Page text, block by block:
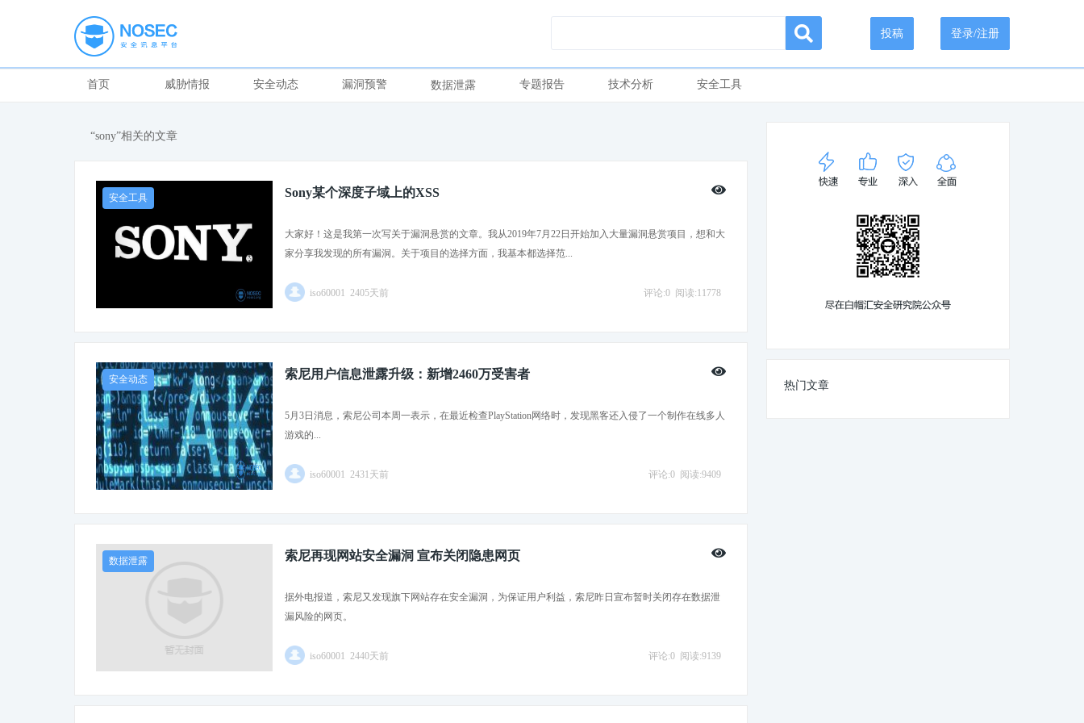
登录/注册
投稿
首页 威胁情报 安全动态 漏洞预警 数据泄露 专题报告 技术分析 安全工具
“sony”相关的文章
安全工具 Sony某个深度子域上的XSS
大家好！这是我第一次写关于漏洞悬赏的文章。我从2019年7月22日开始加入大量漏洞悬赏项目，想和大
家分享我发现的所有漏洞。关于项目的选择方面，我基本都选择范...
iso60001 2405天前 阅读:11778
评论:0
安全动态 索尼用户信息泄露升级：新增2460万受害者
5月3日消息，索尼公司本周一表示，在最近检查PlayStation网络时，发现黑客还入侵了一个制作在线多人
游戏的...
iso60001 2431天前 阅读:9409
评论:0
数据泄露 索尼再现网站安全漏洞 宣布关闭隐患网页
据外电报道，索尼又发现旗下网站存在安全漏洞，为保证用户利益，索尼昨日宣布暂时关闭存在数据泄
漏风险的网页。
iso60001 2440天前 阅读:9139
评论:0
热门文章